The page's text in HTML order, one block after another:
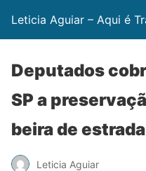
Leticia Aguiar – Aqui é
Deputados
SP a
beira de estrada
Leticia Aguiar